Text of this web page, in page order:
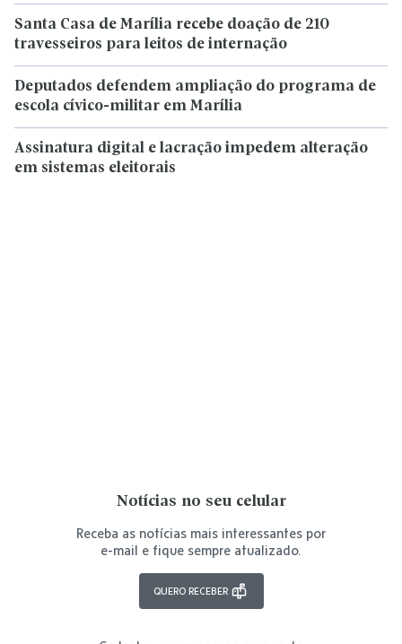
Santa Casa de Marília recebe doação de 210
travesseiros para leitos de internação
Deputados defendem ampliação do programa de
escola cívico-militar em Marília
Assinatura digital e lacração impedem alteração
em sistemas eleitorais
Notícias no seu celular
Receba as notícias mais interessantes por
e-mail e fique sempre atualizado.
QUERO RECEBER